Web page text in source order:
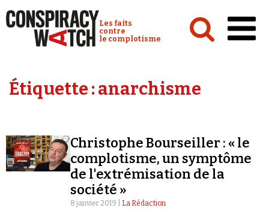
Conspiracy Watch :
Les faits
contre
le complotisme
Analyses
Vidéos
Émissions
Revues de presse
Étiquette :anarchisme
Christophe Bourseiller : « le
complotisme, un symptôme
de l'extrémisation de la
société »
8 janvier 2019 | La Rédaction